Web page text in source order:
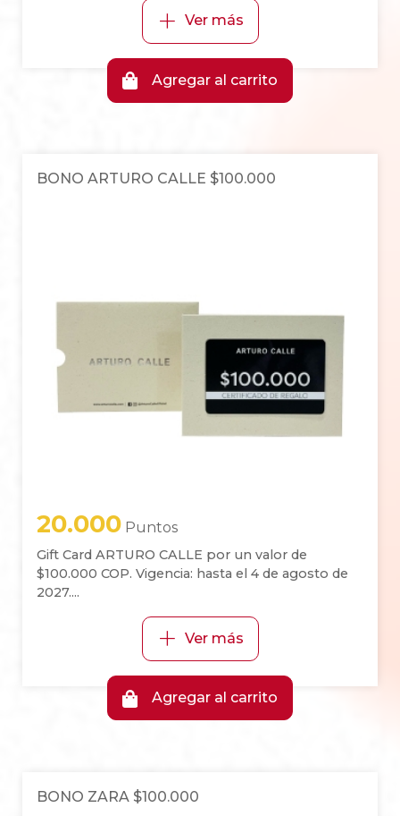
+ Ver más
Agregar al carrito
BONO ARTURO CALLE $100.000
20.000 Puntos
Gift Card ARTURO CALLE por un valor de
$100.000 COP. Vigencia: hasta el 4 de agosto de
2027....
+ Ver más
Agregar al carrito
BONO ZARA $100.000